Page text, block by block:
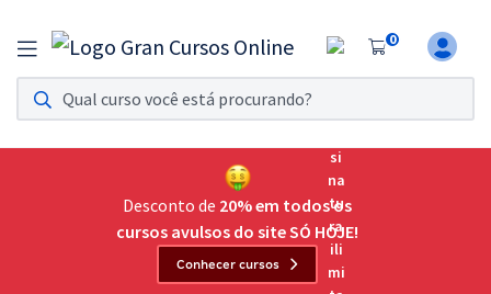
0
Assinatura Ilimitada 11
Acesso a todos os cursos. Teste grátis por 7 dias!
Assinatura OAB Até Passar
Acesso ilimitado a toda preparação para o Exame da
Desconto de 20% em todos os
cursos avulsos do site SÓ HOJE!
Conhecer cursos